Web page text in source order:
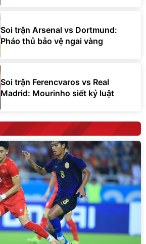
Soi trận Arsenal vs Dortmund:
Pháo thủ bảo vệ ngai vàng
Soi trận Ferencvaros vs Real
Madrid: Mourinho siết kỷ luật